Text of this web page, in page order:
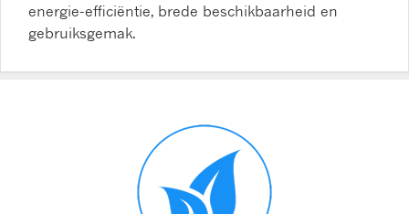
energie-efficiëntie, brede beschikbaarheid en
gebruiksgemak.